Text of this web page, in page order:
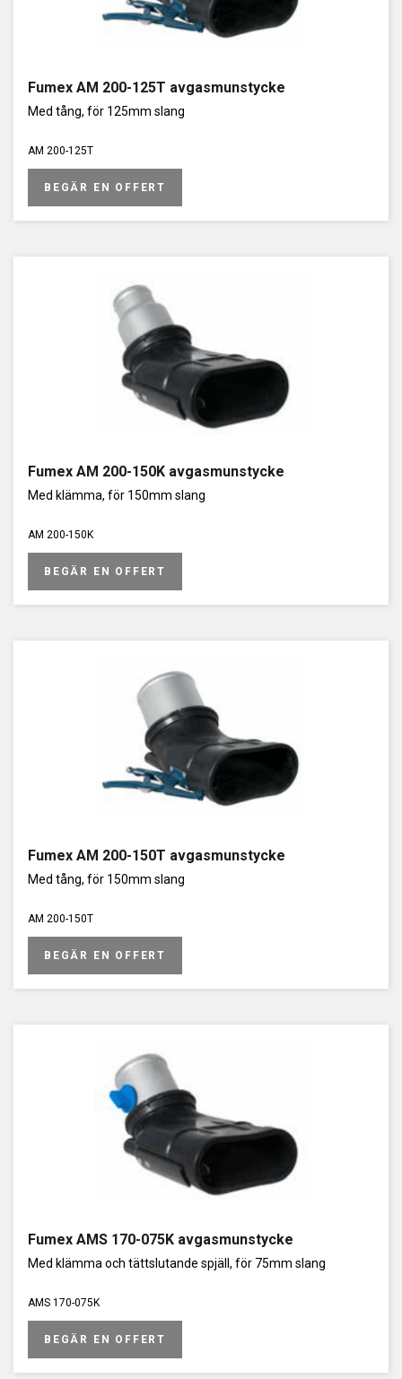
Fumex AM 200-125T avgasmunstycke
Med tång, för 125mm slang
AM 200-125T
BEGÄR EN OFFERT
Fumex AM 200-150K avgasmunstycke
Med klämma, för 150mm slang
AM 200-150K
BEGÄR EN OFFERT
Fumex AM 200-150T avgasmunstycke
Med tång, för 150mm slang
AM 200-150T
BEGÄR EN OFFERT
Fumex AMS 170-075K avgasmunstycke
Med klämma och tättslutande spjäll, för 75mm slang
AMS 170-075K
BEGÄR EN OFFERT